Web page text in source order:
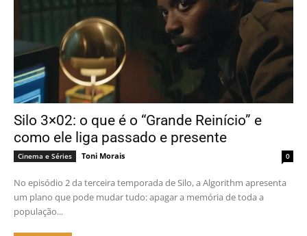
Silo 3×02: o que é o “Grande Reinício” e
como ele liga passado e presente
Cinema e Séries Toni Morais 0
No episódio 2 da terceira temporada de Silo, a Algorithm apresenta
um plano que pode mudar tudo: apagar a memória de toda a
população...